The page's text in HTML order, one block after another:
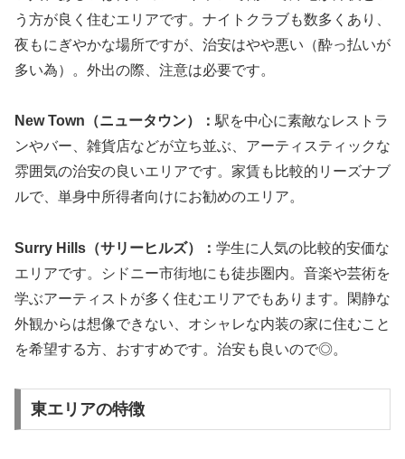
う方が良く住むエリアです。ナイトクラブも数多くあり、
夜もにぎやかな場所ですが、治安はやや悪い（酔っ払いが
多い為）。外出の際、注意は必要です。
New Town（ニュータウン）：駅を中心に素敵なレストラ
ンやバー、雑貨店などが立ち並ぶ、アーティスティックな
雰囲気の治安の良いエリアです。家賃も比較的リーズナブ
ルで、単身中所得者向けにお勧めのエリア。
Surry Hills（サリーヒルズ）： 学生に人気の比較的安価な
エリアです。シドニー市街地にも徒歩圏内。音楽や芸術を
学ぶアーティストが多く住むエリアでもあります。閑静な
外観からは想像できない、オシャレな内装の家に住むこと
を希望する方、おすすめです。治安も良いので◎。
東エリアの特徴